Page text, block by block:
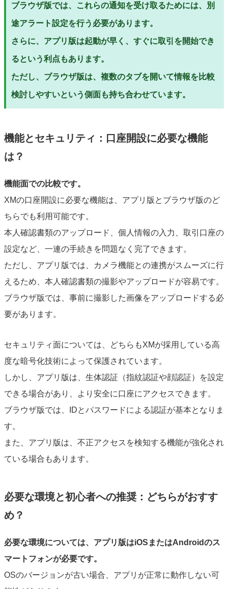
ブラウザ版では、これらの通知を受け取るためには、別
途アラート設定を行う必要があります。
さらに、アプリ版は起動が早く、すぐに取引を開始でき
るという利点もあります。
ただし、ブラウザ版は、複数のタブを開いて情報を比較
検討しやすいという側面も持ち合わせています。
機能とセキュリティ：口座開設に必要な機能
は？
機能面での比較です。
XMの口座開設に必要な機能は、アプリ版とブラウザ版のど
ちらでも利用可能です。
本人確認書類のアップロード、個人情報の入力、取引口座の
設定など、一連の手続きを問題なく完了できます。
ただし、アプリ版では、カメラ機能との連携がスムーズに行
えるため、本人確認書類の撮影やアップロードが容易です。
ブラウザ版では、事前に撮影した画像をアップロードする必
要があります。
セキュリティ面については、どちらもXMが採用している高
度な暗号化技術によって保護されています。
しかし、アプリ版は、生体認証（指紋認証や顔認証）を設定
できる場合があり、より安全に口座にアクセスできます。
ブラウザ版では、IDとパスワードによる認証が基本となりま
す。
また、アプリ版は、不正アクセスを検知する機能が強化され
ている場合もあります。
必要な環境と初心者への推奨：どちらがおすす
め？
必要な環境については、アプリ版はiOSまたはAndroidのス
マートフォンが必要です。
OSのバージョンが古い場合、アプリが正常に動作しない可